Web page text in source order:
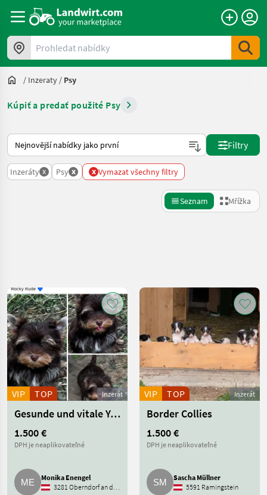
Prohledat nabídky
/ Inzeraty / Psy
Kúpiť a predať použité Psy
Takto se řadí nabídky na Landwirt.com
Filtry
Inzeráty x Psy x x Vymazat všechny filtry
Seznam Mřížka
Kategorie 3 Země Filtry
AKTUÁLNÍ
CESTA
trh so
zvieratami
Psy
VYBRAT
KATEGORII
Psie šteniatka
32
Ostatné plemená psov
20
Obnovit
Zobrazit
112
výsledků
Inzerát
VIP TOP
Gesunde und vitale Yorkie-Welpen
1.500 €
DPH je neaplikovateľné
Monika Enengel
3281 Oberndorf an der Melk
Inzerát
VIP TOP
Border Collies
1.500 €
DPH je neaplikovateľné
Sascha Müllner
5591 Ramingstein